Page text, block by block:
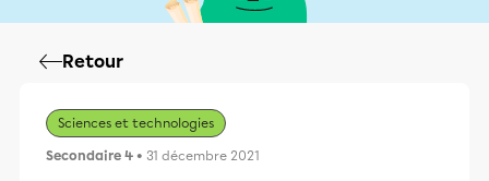
Retour
Sciences et technologies
Secondaire 4 • 31 décembre 2021